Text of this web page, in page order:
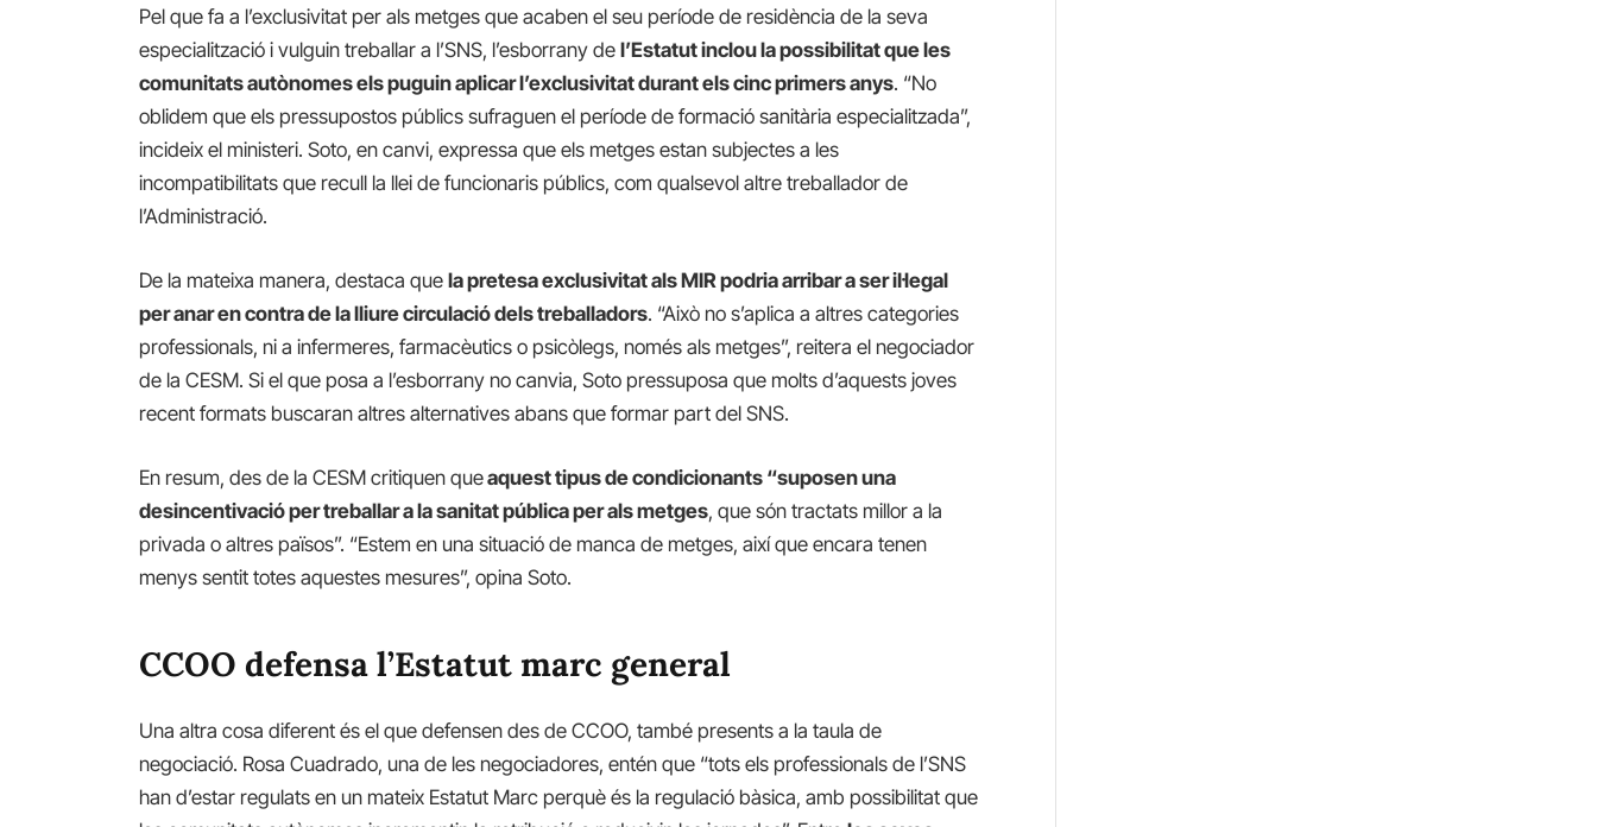
Pel que fa a l’exclusivitat per als metges que acaben el seu període de residència de la seva
especialització i vulguin treballar a l’SNS, l’esborrany del’Estatut inclou la possibilitat que les
comunitats autònomes els puguin aplicar l’exclusivitat durant els cinc primers anys. “No
oblidem que els pressupostos públics sufraguen el període de formació sanitària especialitzada”,
incideix el ministeri. Soto, en canvi, expressa que els metges estan subjectes a les
incompatibilitats que recull la llei de funcionaris públics, com qualsevol altre treballador de
l’Administració.
De la mateixa manera, destaca quela pretesa exclusivitat als MIR podria arribar a ser il·legal
per anar en contra de la lliure circulació dels treballadors. “Això no s’aplica a altres categories
professionals, ni a infermeres, farmacèutics o psicòlegs, només als metges”, reitera el negociador
de la CESM. Si el que posa a l’esborrany no canvia, Soto pressuposa que molts d’aquests joves
recent formats buscaran altres alternatives abans que formar part del SNS.
En resum, des de la CESM critiquen queaquest tipus de condicionants “suposen una
desincentivació per treballar a la sanitat pública per als metges, que són tractats millor a la
privada o altres països”. “Estem en una situació de manca de metges, així que encara tenen
menys sentit totes aquestes mesures”, opina Soto.
CCOO defensa l’Estatut marc general
Una altra cosa diferent és el que defensen des de CCOO, també presents a la taula de
negociació. Rosa Cuadrado, una de les negociadores, entén que “tots els professionals de l’SNS
han d’estar regulats en un mateix Estatut Marc perquè és la regulació bàsica, amb possibilitat que